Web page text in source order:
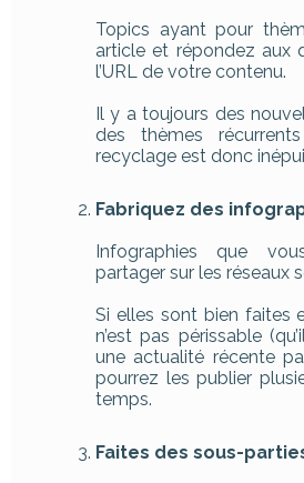
Topics ayant pour
article et répondez aux
l’URL de votre contenu.
Il y a toujours des
des thèmes
recyclage est donc
Fabriquez des
Infographies que
partager sur les réseaux
Si elles sont bien faites
n’est pas périssable
une actualité récente
pourrez les publier
temps.
Faites des sous-